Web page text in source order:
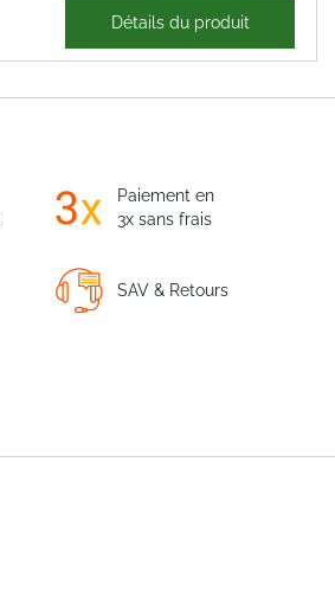
Détails du produit
Paiement en
3x sans frais
SAV & Retours